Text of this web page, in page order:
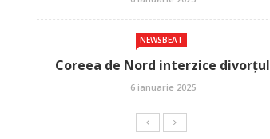
NEWSBEAT
Coreea de Nord interzice divorțul
6 ianuarie 2025